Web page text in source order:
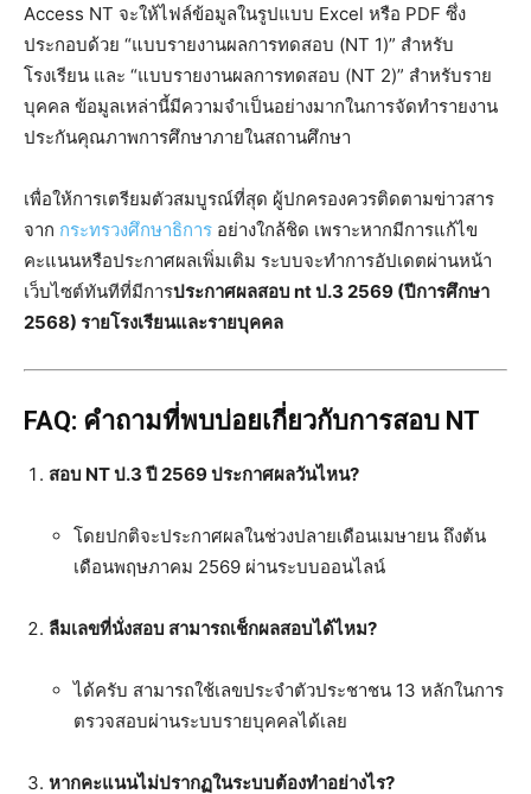
Access NT จะให้ไฟล์ข้อมูลในรูปแบบ Excel หรือ PDF ซึ่ง
ประกอบด้วย “แบบรายงานผลการทดสอบ (NT 1)” สำหรับ
โรงเรียน และ “แบบรายงานผลการทดสอบ (NT 2)” สำหรับราย
บุคคล ข้อมูลเหล่านี้มีความจำเป็นอย่างมากในการจัดทำรายงาน
ประกันคุณภาพการศึกษาภายในสถานศึกษา
เพื่อให้การเตรียมตัวสมบูรณ์ที่สุด ผู้ปกครองควรติดตามข่าวสาร
จาก กระทรวงศึกษาธิการ อย่างใกล้ชิด เพราะหากมีการแก้ไข
คะแนนหรือประกาศผลเพิ่มเติม ระบบจะทำการอัปเดตผ่านหน้า
เว็บไซต์ทันทีที่มีการประกาศผลสอบ nt ป.3 2569 (ปีการศึกษา
2568) รายโรงเรียนและรายบุคคล
FAQ: คำถามที่พบบ่อยเกี่ยวกับการสอบ NT
สอบ NT ป.3 ปี 2569 ประกาศผลวันไหน?
โดยปกติจะประกาศผลในช่วงปลายเดือนเมษายน ถึงต้น
เดือนพฤษภาคม 2569 ผ่านระบบออนไลน์
ลืมเลขที่นั่งสอบ สามารถเช็กผลสอบได้ไหม?
ได้ครับ สามารถใช้เลขประจำตัวประชาชน 13 หลักในการ
ตรวจสอบผ่านระบบรายบุคคลได้เลย
หากคะแนนไม่ปรากฏในระบบต้องทำอย่างไร?